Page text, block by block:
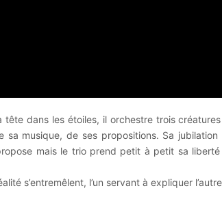
dans les étoiles, il orchestre trois
musique, de ses propositions. Sa jubilation
mais le trio prend petit à petit sa
s’entremêlent, l’un servant à expliquer